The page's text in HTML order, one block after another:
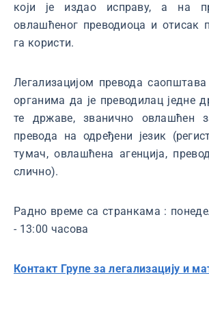
који је издао исправу, а на
овлашћеног преводиоца и отисак
га користи.
Легализацијом превода
органима да је преводилац једне
те државе, званично овлашћен
превода на одређени језик
тумач, овлашћена агенција,
слично).
Радно време са странкама :
- 13:00 часова
Контакт Групе за легализацију и